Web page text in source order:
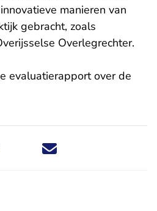
manieren van
gebracht, zoals
Overlegrechter.
evaluatierapport over de
Deel dit nieuwsbericht via X -
Deel dit nieuwsbericht via
Deel dit nieuwsbericht
Deel dit